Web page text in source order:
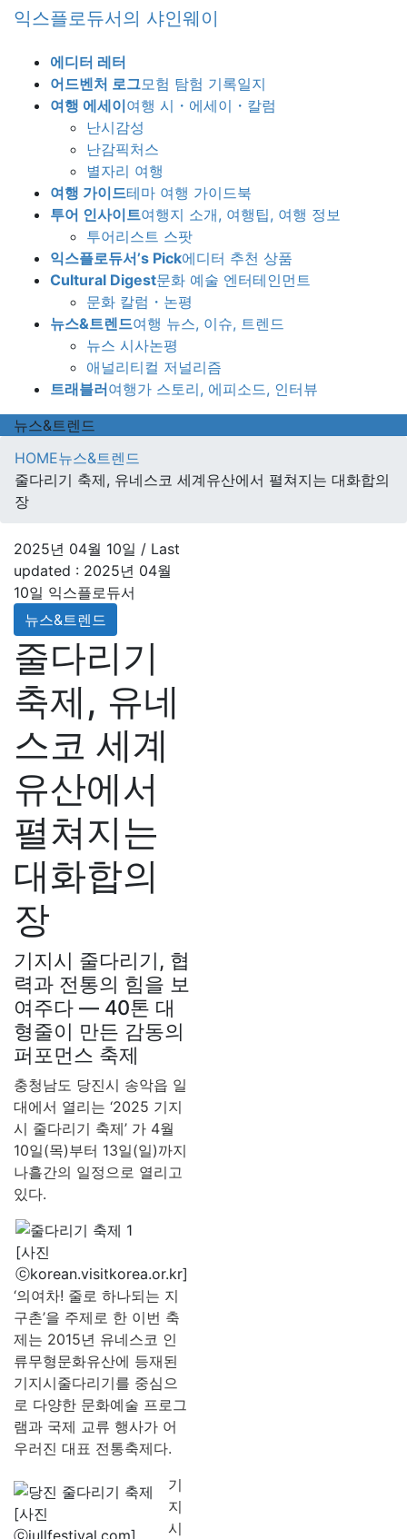
Skip
Skip
Navigation
익스플로듀서의 샤인웨이
에디터 레터
어드벤처 로그모험 탐험 기록일지
여행 에세이여행 시・에세이・칼럼
난시감성
난감픽처스
별자리 여행
여행 가이드테마 여행 가이드북
투어 인사이트여행지 소개, 여행팁, 여행 정보
투어리스트 스팟
익스플로듀서’s Pick에디터 추천 상품
Cultural Digest문화 예술 엔터테인먼트
문화 칼럼・논평
뉴스&트렌드여행 뉴스, 이슈, 트렌드
뉴스 시사논평
애널리티컬 저널리즘
트래블러여행가 스토리, 에피소드, 인터뷰
뉴스&트렌드
HOME뉴스&트렌드
줄다리기 축제, 유네스코 세계유산에서 펼쳐지는 대화합의
장
2025년 04월 10일 / Last
updated : 2025년 04월
10일 익스플로듀서
뉴스&트렌드
줄다리기
축제, 유네
스코 세계
유산에서
펼쳐지는
대화합의
장
기지시 줄다리기, 협
력과 전통의 힘을 보
여주다 — 40톤 대
형줄이 만든 감동의
퍼포먼스 축제
충청남도 당진시 송악읍 일
대에서 열리는 ‘2025 기지
시 줄다리기 축제’ 가 4월
10일(목)부터 13일(일)까지
나흘간의 일정으로 열리고
있다.
[사진
ⓒkorean.visitkorea.or.kr]
‘의여차! 줄로 하나되는 지
구촌’을 주제로 한 이번 축
제는 2015년 유네스코 인
류무형문화유산에 등재된
기지시줄다리기를 중심으
로 다양한 문화예술 프로그
램과 국제 교류 행사가 어
우러진 대표 전통축제다.
[사진
ⓒjullfestival.com]
기
지
시